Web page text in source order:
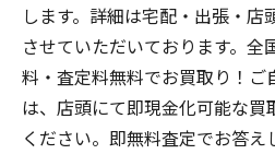
します。詳細は宅配・出張・
させていただいております。全
料・査定料無料でお買取り！ご
は、店頭にて即現金化可能な
ください。即無料査定でお答え